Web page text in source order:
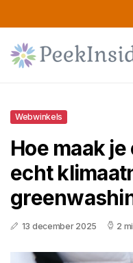
Webwinkels
Hoe maak
echt
13 december 2025 2